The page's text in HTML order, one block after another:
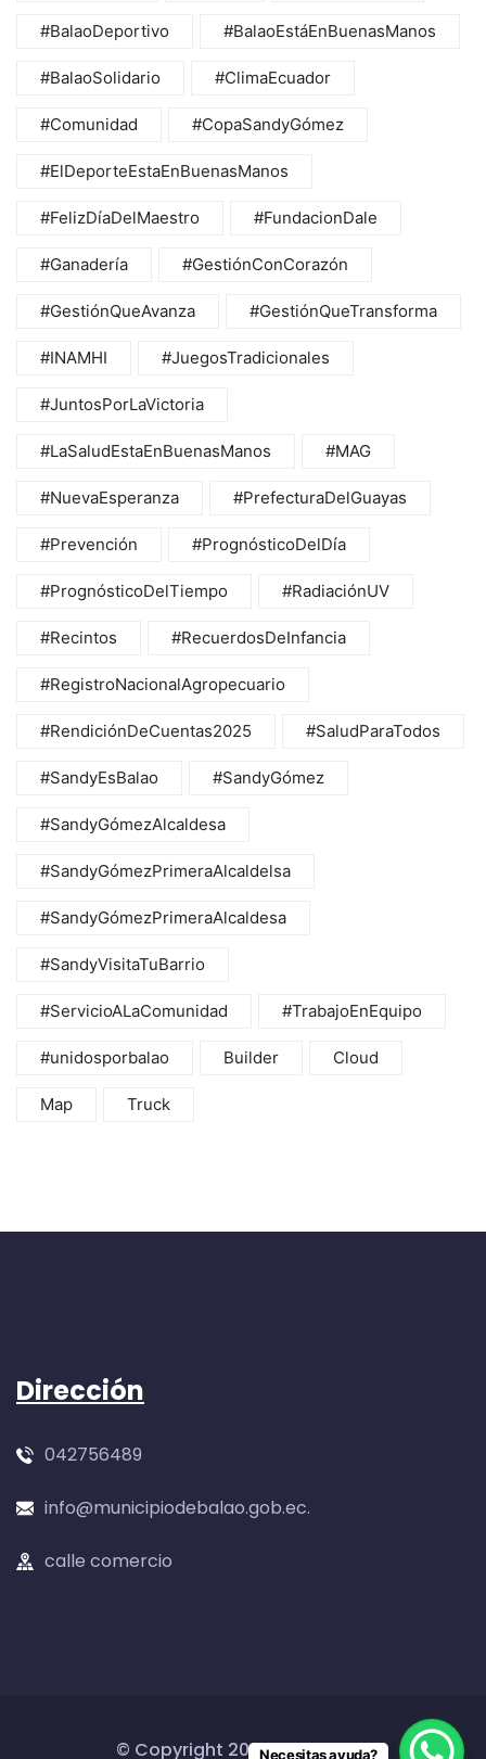
#BalaoDeportivo #BalaoEstáEnBuenasManos
#BalaoSolidario #ClimaEcuador
#Comunidad #CopaSandyGómez
#ElDeporteEstaEnBuenasManos
#FelizDíaDelMaestro #FundacionDale
#Ganadería #GestiónConCorazón
#GestiónQueAvanza #GestiónQueTransforma
#INAMHI #JuegosTradicionales
#JuntosPorLaVictoria
#LaSaludEstaEnBuenasManos #MAG
#NuevaEsperanza #PrefecturaDelGuayas
#Prevención #PrognósticoDelDía
#PrognósticoDelTiempo #RadiaciónUV
#Recintos #RecuerdosDeInfancia
#RegistroNacionalAgropecuario
#RendiciónDeCuentas2025 #SaludParaTodos
#SandyEsBalao #SandyGómez
#SandyGómezAlcaldesa
#SandyGómezPrimeraAlcaldelsa
#SandyGómezPrimeraAlcaldesa
#SandyVisitaTuBarrio
#ServicioALaComunidad #TrabajoEnEquipo
#unidosporbalao Builder Cloud
Map Truck
Dirección
042756489
info@municipiodebalao.gob.ec.
calle comercio
© Copyright 2026by AM-dev
Necesitas ayuda?